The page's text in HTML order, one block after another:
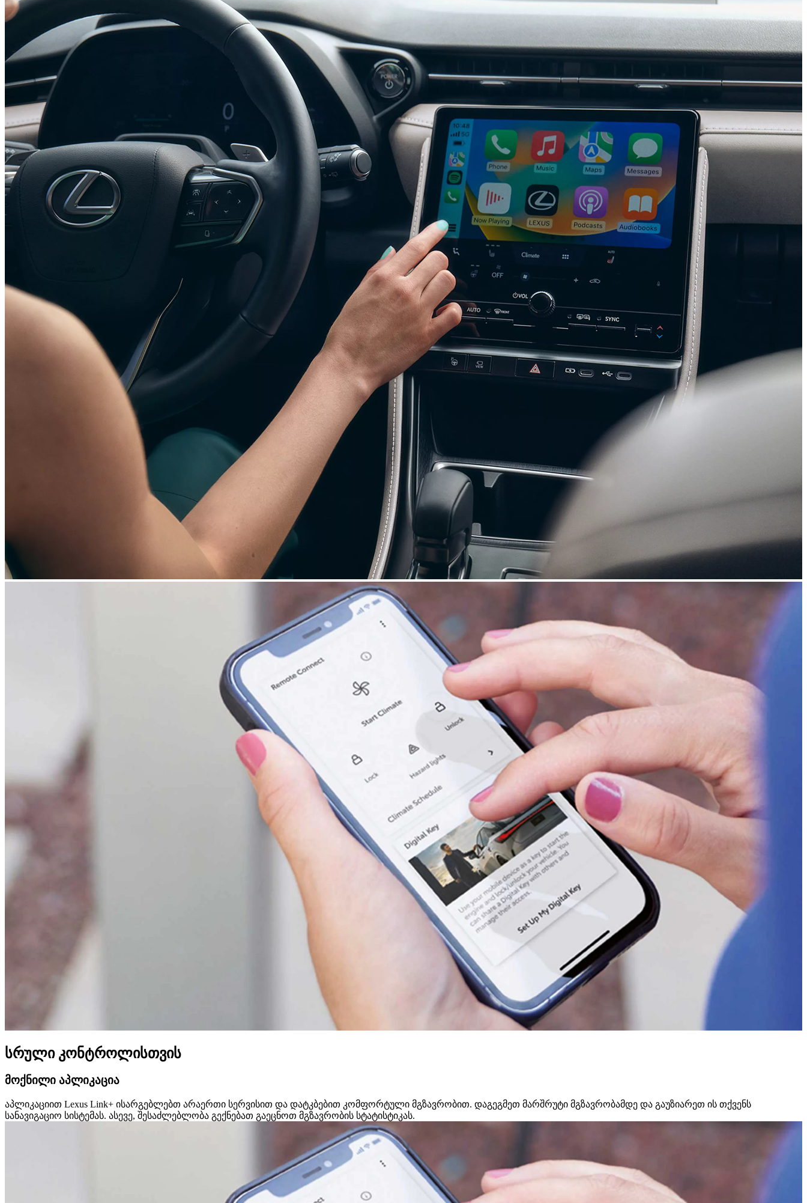
სრული კონტროლისთვის
მოქნილი აპლიკაცია
აპლიკაციით Lexus Link+ ისარგებლებთ არაერთი სერვისით და დატკბებით კომფორტული მგზავრობით. დაგეგმეთ მარშრუტი მგზავრობამდე და გაუზიარეთ ის თქვენს
სანავიგაციო სისტემას. ასევე, შესაძლებლობა გექნებათ გაეცნოთ მგზავრობის სტატისტიკას.